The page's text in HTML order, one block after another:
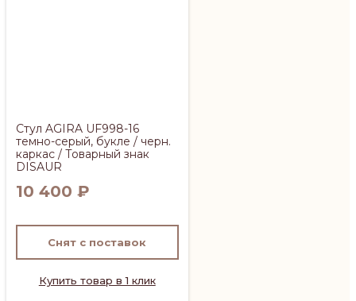
Стул AGIRA UF998-16
темно-серый, букле / черн.
каркас / Товарный знак
DISAUR
10 400 ₽
Снят с поставок
Купить товар в 1 клик